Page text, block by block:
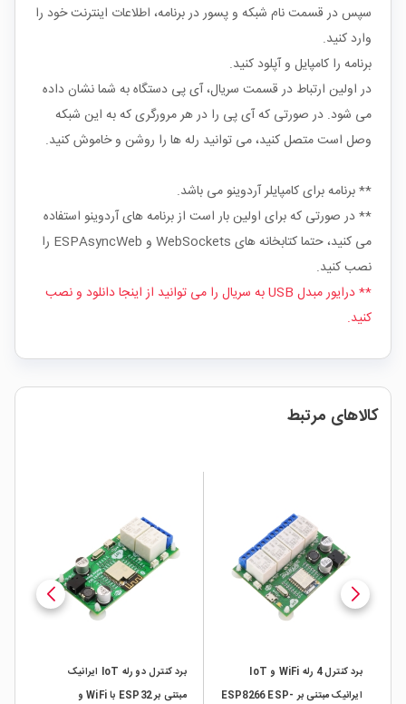
سپس در قسمت نام شبکه و پسور در برنامه، اطلاعات اینترنت خود را
وارد کنید.
برنامه را کامپایل و آپلود کنید.
در اولین ارتباط در قسمت سریال، آی پی دستگاه به شما نشان داده
می شود. در صورتی که آی پی را در هر مرورگری که به این شبکه
وصل است متصل کنید، می توانید رله ها را روشن و خاموش کنید.
** برنامه برای کامپایلر آردوینو می باشد.
** در صورتی که برای اولین بار است از برنامه های آردوینو استفاده
می کنید، حتما کتابخانه های WebSockets و ESPAsyncWeb را
نصب کنید.
** درایور مبدل USB به سریال را می توانید از اینجا دانلود و نصب
کنید.
کالاهای مرتبط
برد کنترل 4 رله WiFi و IoT
ایرانیک مبتنی بر ESP8266 ESP-
برد کنترل دو رله IoT ایرانیک
مبتنی بر ESP32 با WiFi و